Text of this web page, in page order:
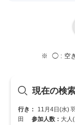
◯ : 空
現在の検
行き： 11月4日(水)
田
参加人数： 大人